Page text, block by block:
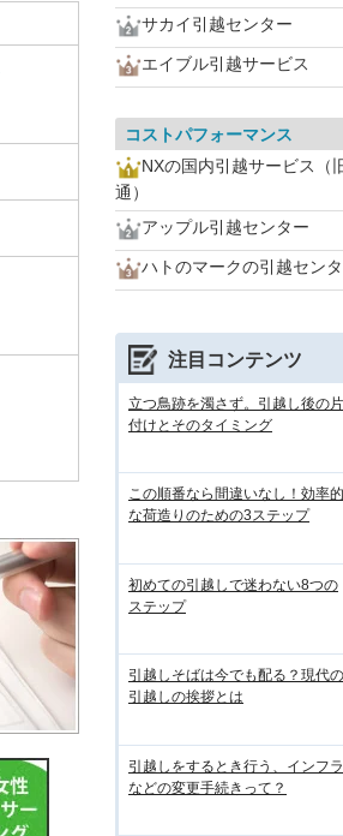
サカイ引越センター
エイブル引越サービス
コストパフォーマンス
NXの国内引越サービス（
通）
アップル引越センター
ハトのマークの引越セン
注目コンテンツ
立つ鳥跡を濁さず。引越し後の片
付けとそのタイミング
この順番なら間違いなし！効率的
な荷造りのための3ステップ
初めての引越しで迷わない8つの
ステップ
引越しそばは今でも配る？現代の
引越しの挨拶とは
引越しをするとき行う、インフラ
などの変更手続きって？